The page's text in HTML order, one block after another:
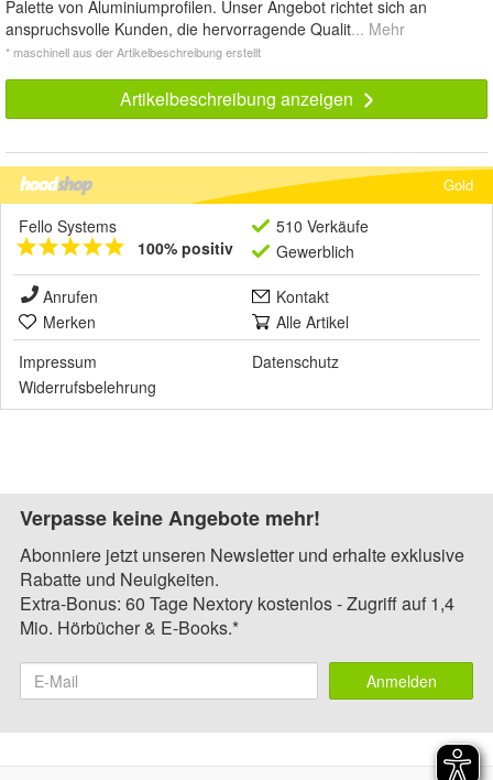
Palette von Aluminiumprofilen. Unser Angebot richtet sich an
anspruchsvolle Kunden, die hervorragende Qualit... Mehr
* maschinell aus der Artikelbeschreibung erstellt
Artikelbeschreibung anzeigen
Gold
Fello Systems
100% positiv
510 Verkäufe
Gewerblich
Anrufen
Kontakt
Merken
Alle Artikel
Impressum
Datenschutz
Widerrufsbelehrung
Verpasse keine Angebote mehr!
Abonniere jetzt unseren Newsletter und erhalte exklusive
Rabatte und Neuigkeiten.
Extra-Bonus: 60 Tage Nextory kostenlos - Zugriff auf 1,4
Mio. Hörbücher & E-Books.*
Anmelden